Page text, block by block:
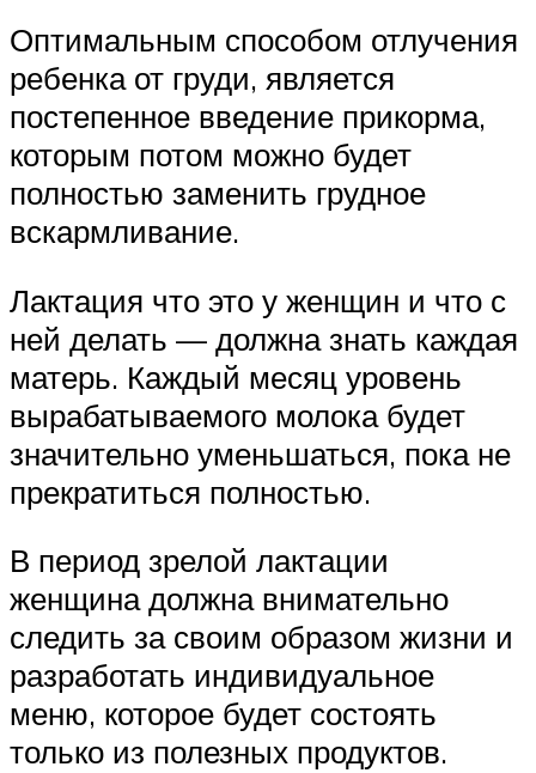
Оптимальным способом отлучения
ребенка от груди, является
постепенное введение прикорма,
которым потом можно будет
полностью заменить грудное
вскармливание.
Лактация что это у женщин и что с
ней делать — должна знать каждая
матерь. Каждый месяц уровень
вырабатываемого молока будет
значительно уменьшаться, пока не
прекратиться полностью.
В период зрелой лактации
женщина должна внимательно
следить за своим образом жизни и
разработать индивидуальное
меню, которое будет состоять
только из полезных продуктов.